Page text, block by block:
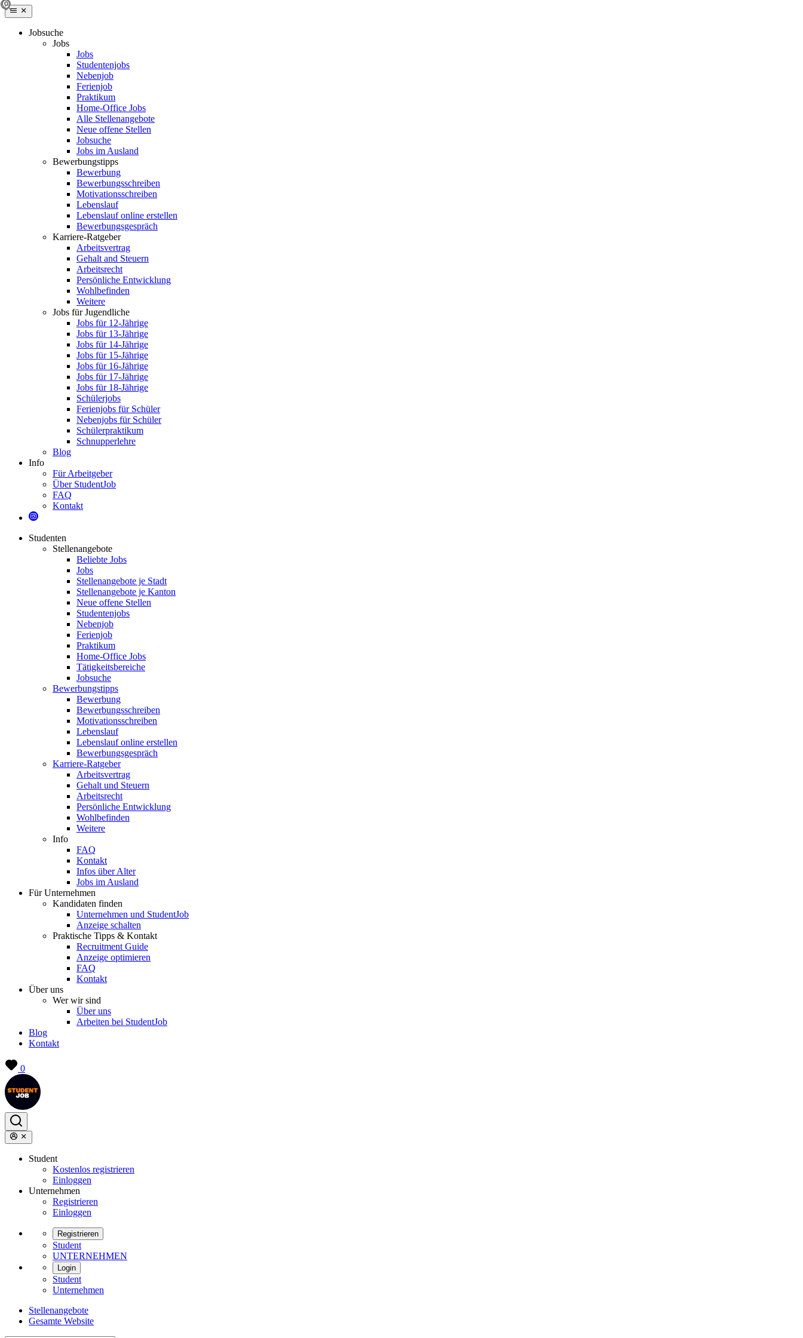
Jobsuche
Jobs
Jobs
Studentenjobs
Nebenjob
Ferienjob
Praktikum
Home-Office Jobs
Alle Stellenangebote
Neue offene Stellen
Jobsuche
Jobs im Ausland
Bewerbungstipps
Bewerbung
Bewerbungsschreiben
Motivationsschreiben
Lebenslauf
Lebenslauf online erstellen
Bewerbungsgespräch
Karriere-Ratgeber
Arbeitsvertrag
Gehalt and Steuern
Arbeitsrecht
Persönliche Entwicklung
Wohlbefinden
Weitere
Jobs für Jugendliche
Jobs für 12-Jährige
Jobs für 13-Jährige
Jobs für 14-Jährige
Jobs für 15-Jährige
Jobs für 16-Jährige
Jobs für 17-Jährige
Jobs für 18-Jährige
Schülerjobs
Ferienjobs für Schüler
Nebenjobs für Schüler
Schülerpraktikum
Schnupperlehre
Blog
Info
Für Arbeitgeber
Über StudentJob
FAQ
Kontakt
Studenten
Stellenangebote
Beliebte Jobs
Jobs
Stellenangebote je Stadt
Stellenangebote je Kanton
Neue offene Stellen
Studentenjobs
Nebenjob
Ferienjob
Praktikum
Home-Office Jobs
Tätigkeitsbereiche
Jobsuche
Bewerbungstipps
Bewerbung
Bewerbungsschreiben
Motivationsschreiben
Lebenslauf
Lebenslauf online erstellen
Bewerbungsgespräch
Karriere-Ratgeber
Arbeitsvertrag
Gehalt und Steuern
Arbeitsrecht
Persönliche Entwicklung
Wohlbefinden
Weitere
Info
FAQ
Kontakt
Infos über Alter
Jobs im Ausland
Für Unternehmen
Kandidaten finden
Unternehmen und StudentJob
Anzeige schalten
Praktische Tipps & Kontakt
Recruitment Guide
Anzeige optimieren
FAQ
Kontakt
Über uns
Wer wir sind
Über uns
Arbeiten bei StudentJob
Blog
Kontakt
0
Student
Kostenlos registrieren
Einloggen
Unternehmen
Registrieren
Einloggen
Registrieren
Student
UNTERNEHMEN
Login
Student
Unternehmen
Stellenangebote
Gesamte Website